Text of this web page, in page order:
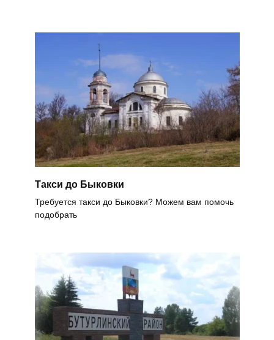
Такси до Быковки
Требуется такси до Быковки? Можем вам помочь
подобрать